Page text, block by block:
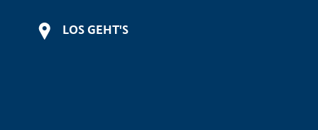
LOS GEHT'S